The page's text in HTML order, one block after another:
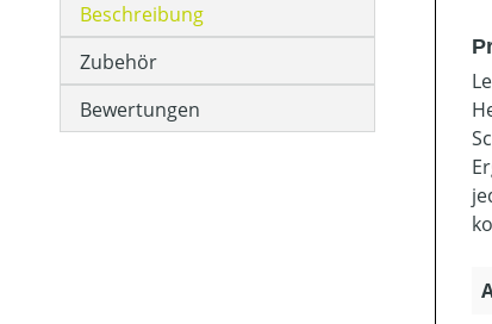
Beschreibung
Zubehör
Bewertungen